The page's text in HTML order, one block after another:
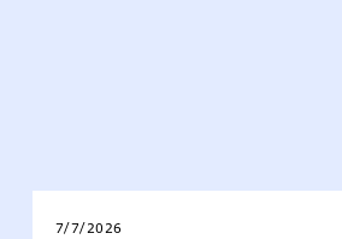
7/7/2026